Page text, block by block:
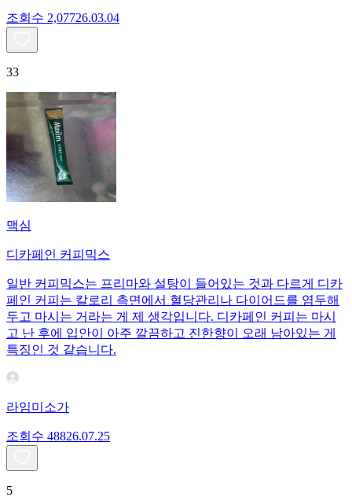
조회수 2,07726.03.04
33
맥심
디카페인 커피믹스
일반 커피믹스는 프리마와 설탕이 들어있는 것과 다르게 디카
페인 커피는 칼로리 측면에서 혈당관리나 다이어드를 염두해
두고 마시는 거라는 게 제 생각입니다. 디카페인 커피는 마시
고 난 후에 입안이 아주 깔끔하고 진한향이 오래 남아있는 게
특징인 것 같습니다.
라임미소가
조회수 48826.07.25
5